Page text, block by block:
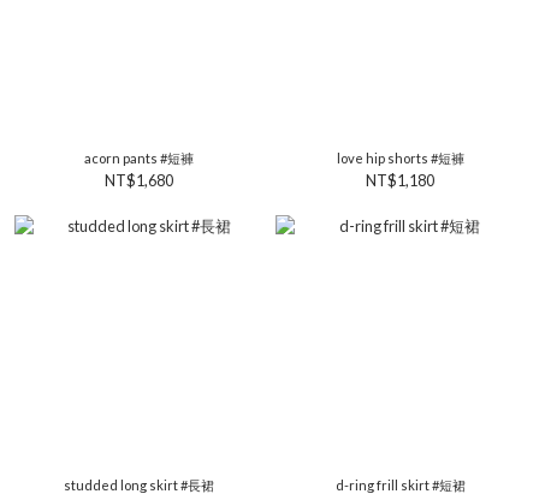
acorn pants #短褲
NT$1,680
love hip shorts #短褲
NT$1,180
studded long skirt #長裙 d-ring frill skirt #短裙